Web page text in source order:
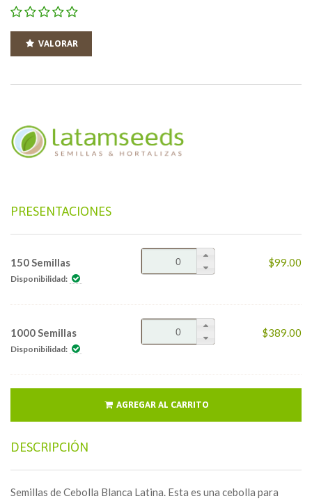
VALORAR
PRESENTACIONES
150 Semillas
Disponibilidad:
$99.00
1000 Semillas
Disponibilidad:
$389.00
AGREGAR AL CARRITO
DESCRIPCIÓN
Semillas de Cebolla Blanca Latina. Esta es una cebolla para